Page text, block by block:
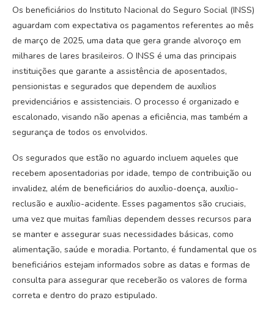
Os beneficiários do Instituto Nacional do Seguro Social (INSS)
aguardam com expectativa os pagamentos referentes ao mês
de março de 2025, uma data que gera grande alvoroço em
milhares de lares brasileiros. O INSS é uma das principais
instituições que garante a assistência de aposentados,
pensionistas e segurados que dependem de auxílios
previdenciários e assistenciais. O processo é organizado e
escalonado, visando não apenas a eficiência, mas também a
segurança de todos os envolvidos.
Os segurados que estão no aguardo incluem aqueles que
recebem aposentadorias por idade, tempo de contribuição ou
invalidez, além de beneficiários do auxílio-doença, auxílio-
reclusão e auxílio-acidente. Esses pagamentos são cruciais,
uma vez que muitas famílias dependem desses recursos para
se manter e assegurar suas necessidades básicas, como
alimentação, saúde e moradia. Portanto, é fundamental que os
beneficiários estejam informados sobre as datas e formas de
consulta para assegurar que receberão os valores de forma
correta e dentro do prazo estipulado.